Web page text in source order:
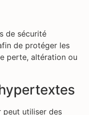
de sécurité
de protéger les
perte, altération ou
utiliser des